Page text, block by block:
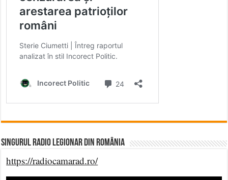
Singurul Radio Legionar din România
https://radiocamarad.ro/